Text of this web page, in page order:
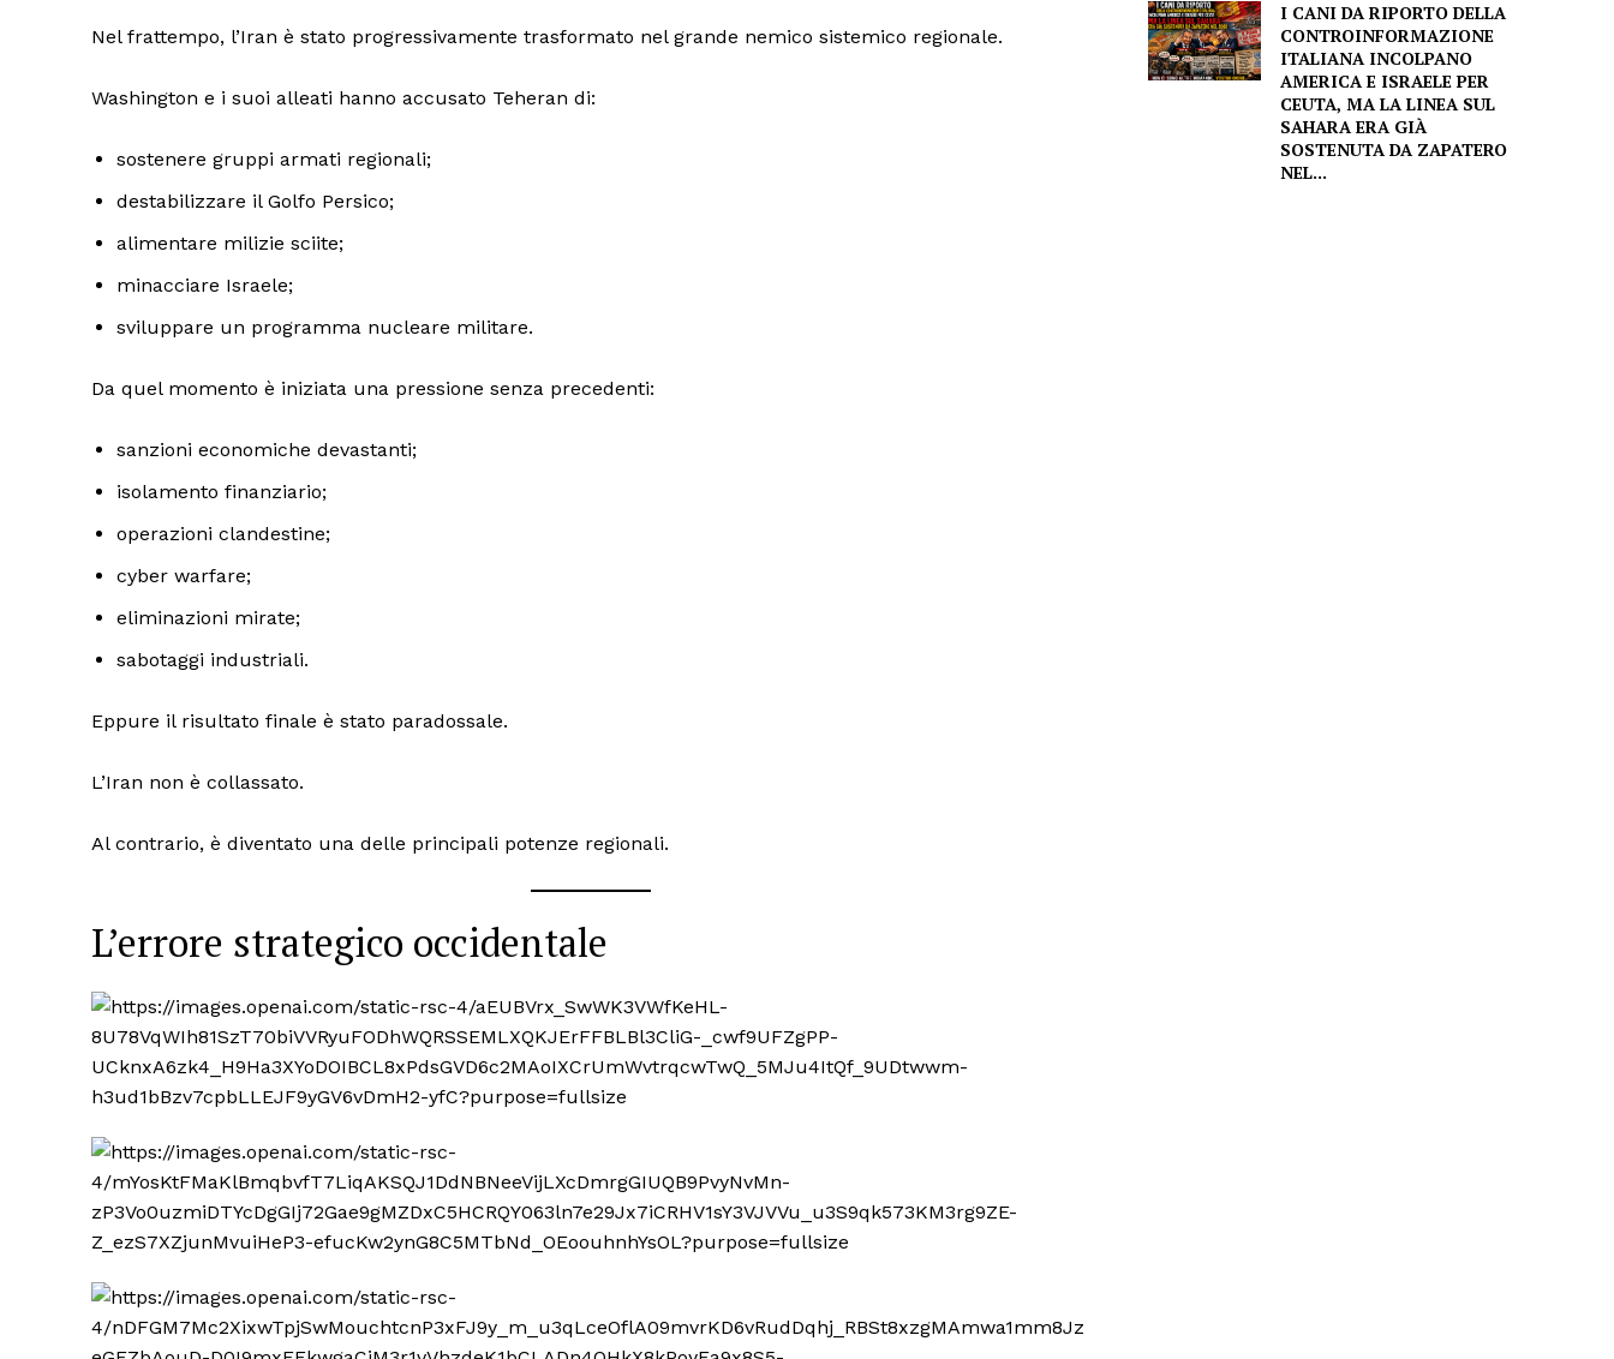
Nel frattempo, l’Iran è stato progressivamente trasformato nel grande nemico sistemico regionale.
Washington e i suoi alleati hanno accusato Teheran di:
sostenere gruppi armati regionali;
destabilizzare il Golfo Persico;
alimentare milizie sciite;
minacciare Israele;
sviluppare un programma nucleare militare.
Da quel momento è iniziata una pressione senza precedenti:
sanzioni economiche devastanti;
isolamento finanziario;
operazioni clandestine;
cyber warfare;
eliminazioni mirate;
sabotaggi industriali.
Eppure il risultato finale è stato paradossale.
L’Iran non è collassato.
Al contrario, è diventato una delle principali potenze regionali.
L’errore strategico occidentale
I CANI DA RIPORTO DELLA
CONTROINFORMAZIONE
ITALIANA INCOLPANO
AMERICA E ISRAELE PER
CEUTA, MA LA LINEA SUL
SAHARA ERA GIÀ
SOSTENUTA DA ZAPATERO
NEL...